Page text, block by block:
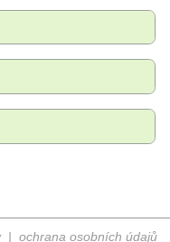
|ochrana osobních údajů